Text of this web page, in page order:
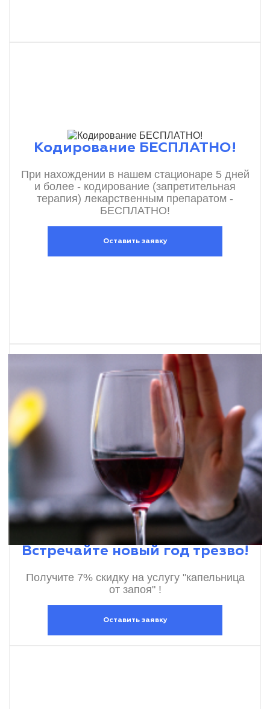
Кодирование БЕСПЛАТНО!
При нахождении в нашем стационаре 5 дней
и более - кодирование (запретительная
терапия) лекарственным препаратом -
БЕСПЛАТНО!
Оставить заявку
Встречайте новый год трезво!
Получите 7% скидку на услугу "капельница
от запоя" !
Оставить заявку